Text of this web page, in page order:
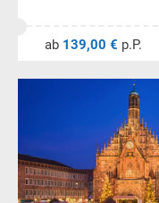
ab 139,00 € p.P.